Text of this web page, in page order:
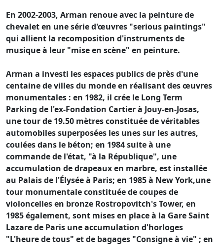
En 2002-2003, Arman renoue avec la peinture de
chevalet en une série d'œuvres "serious paintings"
qui allient la recomposition d'instruments de
musique à leur "mise en scène" en peinture.
Arman a investi les espaces publics de près d'une
centaine de villes du monde en réalisant des œuvres
monumentales : en 1982, il crée le Long Term
Parking de l'ex-Fondation Cartier à Jouy-en-Josas,
une tour de 19.50 mètres constituée de véritables
automobiles superposées les unes sur les autres,
coulées dans le béton; en 1984 suite à une
commande de l'état, "à la République", une
accumulation de drapeaux en marbre, est installée
au Palais de l'Élysée à Paris; en 1985 à New York,une
tour monumentale constituée de coupes de
violoncelles en bronze Rostropovitch's Tower, en
1985 également, sont mises en place à la Gare Saint
Lazare de Paris une accumulation d'horloges
"L'heure de tous" et de bagages "Consigne à vie" ; en